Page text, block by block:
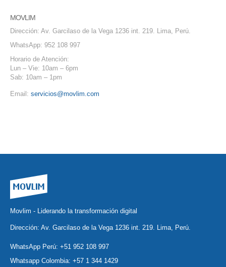
MOVLIM
Dirección: Av. Garcilaso de la Vega 1236 int. 219. Lima, Perú.
WhatsApp: 952 108 997
Horario de Atención:
Lun – Vie: 10am – 6pm
Sab: 10am – 1pm
Email: servicios@movlim.com
Movlim - Liderando la transformación digital
Dirección: Av. Garcilaso de la Vega 1236 int. 219. Lima, Perú.
WhatsApp Perú: +51 952 108 997
Whatsapp Colombia: +57 1 344 1429